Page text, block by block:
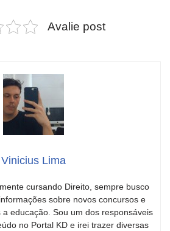
Avalie post
Vinicius Lima
cursando Direito, sempre busco
sobre novos concursos e
educação. Sou um dos responsáveis
no Portal KD e irei trazer diversas